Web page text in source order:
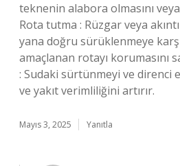
teknenin alabora olmasını
Rota tutma : Rüzgar veya
yana doğru sürüklenmeye
amaçlanan rotayı korumasını
: Sudaki sürtünmeyi ve direnci
ve yakıt verimliliğini artırır.
Mayıs 3, 2025 Yanıtla